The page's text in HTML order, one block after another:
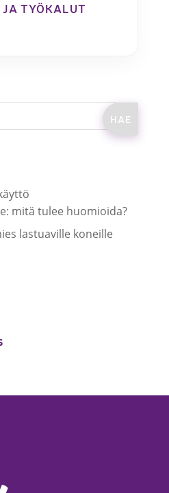
TYÖKALUT
mitä tulee huomioida?
lastuaville koneille